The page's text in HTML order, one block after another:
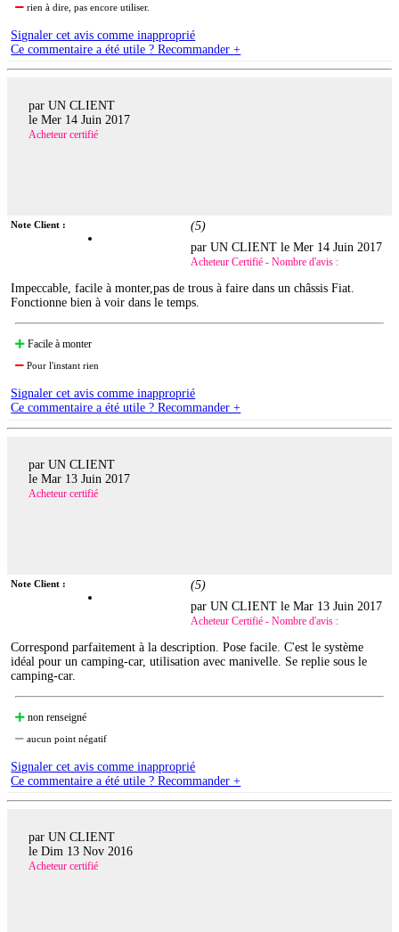
rien à dire, pas encore utiliser.
Signaler cet avis comme inapproprié
Ce commentaire a été utile ? Recommander +
par UN CLIENT
le Mer 14 Juin 2017
Acheteur certifié
Note Client : (5)
par UN CLIENT leMer 14 Juin 2017
Acheteur Certifié - Nombre d'avis :
Impeccable, facile à monter,pas de trous à faire dans un châssis Fiat.
Fonctionne bien à voir dans le temps.
Facile à monter
Pour l'instant rien
Signaler cet avis comme inapproprié
Ce commentaire a été utile ? Recommander +
par UN CLIENT
le Mar 13 Juin 2017
Acheteur certifié
Note Client : (5)
par UN CLIENT leMar 13 Juin 2017
Acheteur Certifié - Nombre d'avis :
Correspond parfaitement à la description. Pose facile. C'est le système
idéal pour un camping-car, utilisation avec manivelle. Se replie sous le
camping-car.
non renseigné
aucun point négatif
Signaler cet avis comme inapproprié
Ce commentaire a été utile ? Recommander +
par UN CLIENT
le Dim 13 Nov 2016
Acheteur certifié